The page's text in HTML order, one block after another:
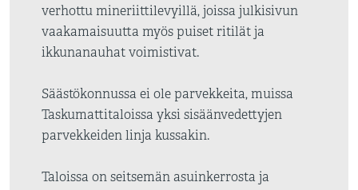
verhottu mineriittilevyillä, joissa julkisivun
vaakamaisuutta myös puiset ritilät ja
ikkunanauhat voimistivat.
Säästökonnussa ei ole parvekkeita, muissa
Taskumattitaloissa yksi sisäänvedettyjen
parvekkeiden linja kussakin.
Taloissa on seitsemän asuinkerrosta ja